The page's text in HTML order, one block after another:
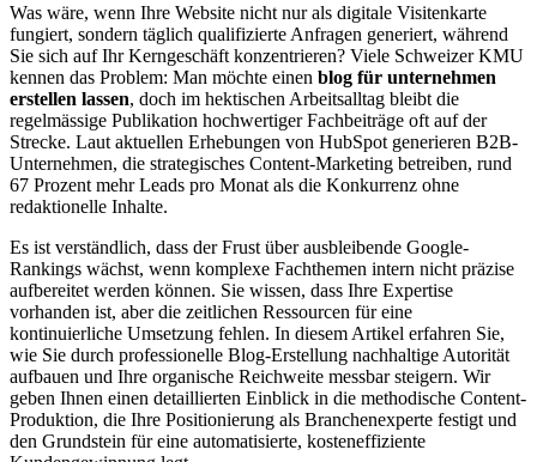
Was wäre, wenn Ihre Website nicht nur als digitale Visitenkarte
fungiert, sondern täglich qualifizierte Anfragen generiert, während
Sie sich auf Ihr Kerngeschäft konzentrieren? Viele Schweizer KMU
kennen das Problem: Man möchte einen blog für unternehmen
erstellen lassen, doch im hektischen Arbeitsalltag bleibt die
regelmässige Publikation hochwertiger Fachbeiträge oft auf der
Strecke. Laut aktuellen Erhebungen von HubSpot generieren B2B-
Unternehmen, die strategisches Content-Marketing betreiben, rund
67 Prozent mehr Leads pro Monat als die Konkurrenz ohne
redaktionelle Inhalte.
Es ist verständlich, dass der Frust über ausbleibende Google-
Rankings wächst, wenn komplexe Fachthemen intern nicht präzise
aufbereitet werden können. Sie wissen, dass Ihre Expertise
vorhanden ist, aber die zeitlichen Ressourcen für eine
kontinuierliche Umsetzung fehlen. In diesem Artikel erfahren Sie,
wie Sie durch professionelle Blog-Erstellung nachhaltige Autorität
aufbauen und Ihre organische Reichweite messbar steigern. Wir
geben Ihnen einen detaillierten Einblick in die methodische Content-
Produktion, die Ihre Positionierung als Branchenexperte festigt und
den Grundstein für eine automatisierte, kosteneffiziente